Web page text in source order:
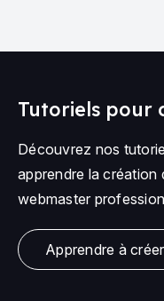
Tutoriels pour
Découvrez nos
apprendre la création
webmaster
Apprendre à